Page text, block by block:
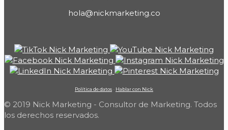
hola@nickmarketing.co
Política de datos - Hablar con Nick
© 2019 Nick Marketing - Consultor de Marketing. Todos
los derechos reservados.